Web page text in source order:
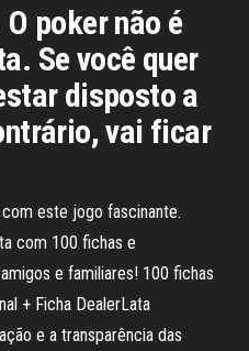
O poker não é
Se você quer
disposto a
vai ficar
este jogo fascinante.
com 100 fichas e
e familiares! 100 fichas
+ Ficha DealerLata
e a transparência das